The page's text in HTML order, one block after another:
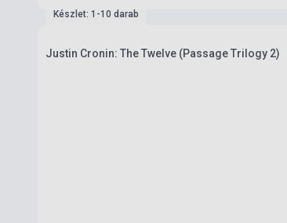
Készlet: 1-10 darab
Justin Cronin: The Twelve (Passage Trilogy 2)